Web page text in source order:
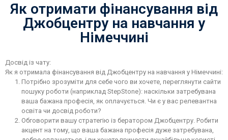
Як отримати фінансування від
Джобцентру на навчання у
Німеччині
Досвід із чату:
Як я отримала фінансування від Джобцентру на навчання у Німеччині:
Потрібно зрозуміти для себе чого ви хочете, переглянути сайти
пошуку роботи (наприклад StepStone): наскільки затребувана
ваша бажана професія, як оплачується. Чи є у вас релевантна
освіта чи досвід роботи?
Обговорити вашу стратегію із бератором Джобцентру. Робити
акцент на тому, що ваша бажана професія дуже затребувана,